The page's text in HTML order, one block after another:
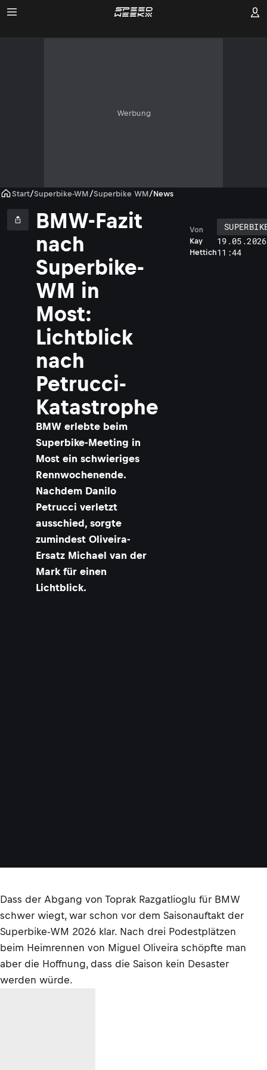
Werbung
Start/Superbike-WM /Superbike WM/News
BMW-Fazit
nach
Superbike-
WM in
Most:
Lichtblick
nach
Petrucci-
Katastrophe
BMW erlebte beim
Superbike-Meeting in
Most ein schwieriges
Rennwochenende.
Nachdem Danilo
Petrucci verletzt
ausschied, sorgte
zumindest Oliveira-
Ersatz Michael van der
Mark für einen
Lichtblick.
Kay
Hettich
Von
11:44
Dass der Abgang von Toprak Razgatlioglu für BMW
schwer wiegt, war schon vor dem Saisonauftakt der
Superbike-WM 2026 klar. Nach drei Podestplätzen
beim Heimrennen von Miguel Oliveira schöpfte man
aber die Hoffnung, dass die Saison kein Desaster
werden würde.